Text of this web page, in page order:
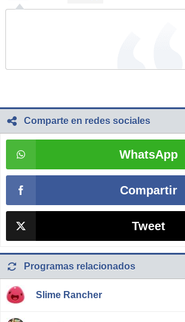
Comparte en redes sociales
WhatsApp
Compartir
Tweet
Programas relacionados
Slime Rancher